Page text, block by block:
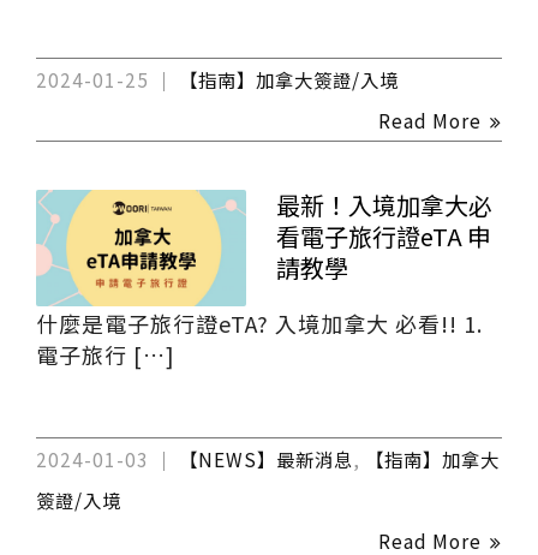
2024-01-25
【指南】加拿大簽證/入境
Read More
最新！入境加拿大必
看電子旅行證eTA 申
請教學
什麼是電子旅行證eTA? 入境加拿大 必看!! 1.
電子旅行 […]
2024-01-03 【NEWS】最新消息,
【指南】加拿大
簽證/入境
Read More